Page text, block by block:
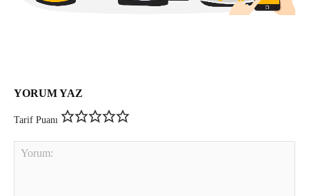
YORUM YAZ
Tarif Puanı